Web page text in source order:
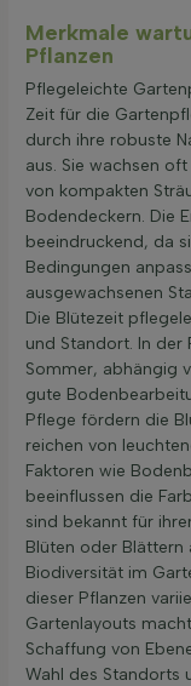
Merkmale
Pflanzen
Pflegeleichte
Zeit für die
durch ihre robuste
aus. Sie wachsen
von kompakten
Bodendeckern. Die
beeindruckend, da
Bedingungen
ausgewachsenen
Die Blütezeit
und Standort. In der
Sommer, abhängig
gute
Pflege fördern die
reichen von
Faktoren wie
beeinflussen die
sind bekannt für
Blüten oder Blättern
Biodiversität im
dieser Pflanzen
Gartenlayouts
Schaffung von
Wahl des Standorts